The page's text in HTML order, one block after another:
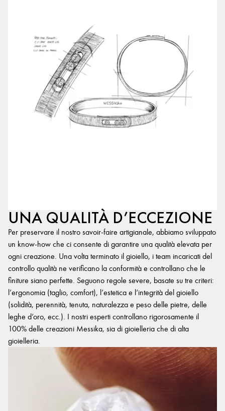
UNA QUALITÀ D’ECCEZIONE
Per preservare il nostro savoir-faire artigianale, abbiamo sviluppato
un know-how che ci consente di garantire una qualità elevata per
ogni creazione. Una volta terminato il gioiello, i team incaricati del
controllo qualità ne verificano la conformità e controllano che le
finiture siano perfette. Seguono regole severe, basate su tre criteri:
l’ergonomia (taglio, comfort), l’estetica e l’integrità del gioiello
(solidità, perennità, tenuta, naturalezza e peso delle pietre, delle
leghe d’oro, ecc.). I nostri esperti controllano rigorosamente il
100% delle creazioni Messika, sia di gioielleria che di alta
gioielleria.